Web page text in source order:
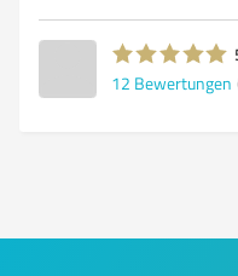
12 Bewertungen